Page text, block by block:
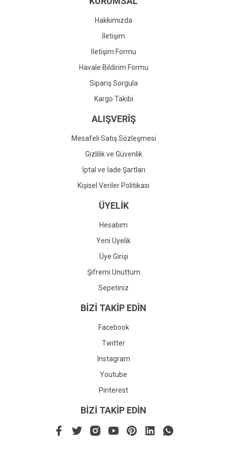
Gönder
Hakkımızda
İletişim
İletişim Formu
Havale Bildirim Formu
Sipariş Sorgula
Kargo Takibi
ALIŞVERİŞ
Mesafeli Satış Sözleşmesi
Gizlilik ve Güvenlik
İptal ve İade Şartları
Kişisel Veriler Politikası
ÜYELİK
Hesabım
Yeni Üyelik
Üye Girişi
Şifremi Unuttum
Sepetiniz
BİZİ TAKİP EDİN
Facebook
Twitter
Instagram
Youtube
Pinterest
BİZİ TAKİP EDİN